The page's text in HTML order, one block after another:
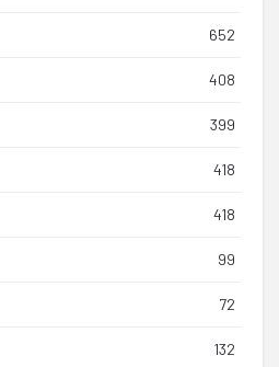
652
408
399
418
418
99
72
132